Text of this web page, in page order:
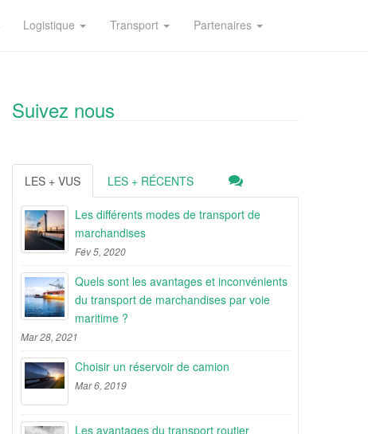
Logistique Transport Partenaires
Suivez nous
LES + VUS LES + RÉCENTS
Les différents modes de transport de
marchandises
Fév 5, 2020
Quels sont les avantages et inconvénients
du transport de marchandises par voie
maritime ?
Mar 28, 2021
Choisir un réservoir de camion
Mar 6, 2019
Les avantages du transport routier